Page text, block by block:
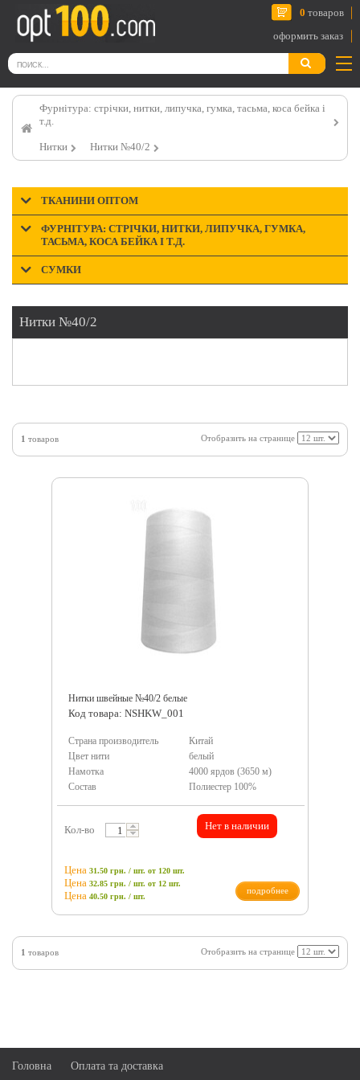
0 товаров
оформить заказ
Фурнітура: стрічки, нитки, липучка, гумка, тасьма, коса бейка і
т.д.
Нитки Нитки №40/2
ТКАНИНИ ОПТОМ
ФУРНІТУРА: СТРІЧКИ, НИТКИ, ЛИПУЧКА, ГУМКА,
ТАСЬМА, КОСА БЕЙКА І Т.Д.
СУМКИ
Нитки №40/2
1 товаров Отобразить на странице
Нитки швейные №40/2 белые
Код товара: NSHKW_001
Страна производитель
Китай
Цвет нити
белый
Намотка
4000 ярдов (3650 м)
Состав
Полиестер 100%
Кол-во Нет в наличии
Цена 31.50 грн. / шт. от 120 шт.
Цена 32.85 грн. / шт. от 12 шт.
Цена 40.50 грн. / шт.
подробнее
1 товаров Отобразить на странице
Головна Оплата та доставка